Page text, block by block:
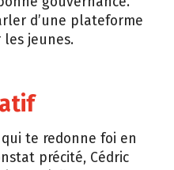
d’une plateforme
les jeunes.
qui te redonne foi en
précité, Cédric